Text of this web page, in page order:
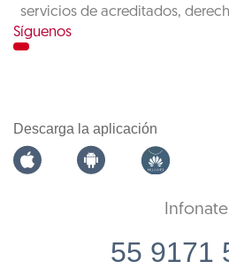
servicios de acreditados,
Síguenos
Descarga la aplicación
55 9171